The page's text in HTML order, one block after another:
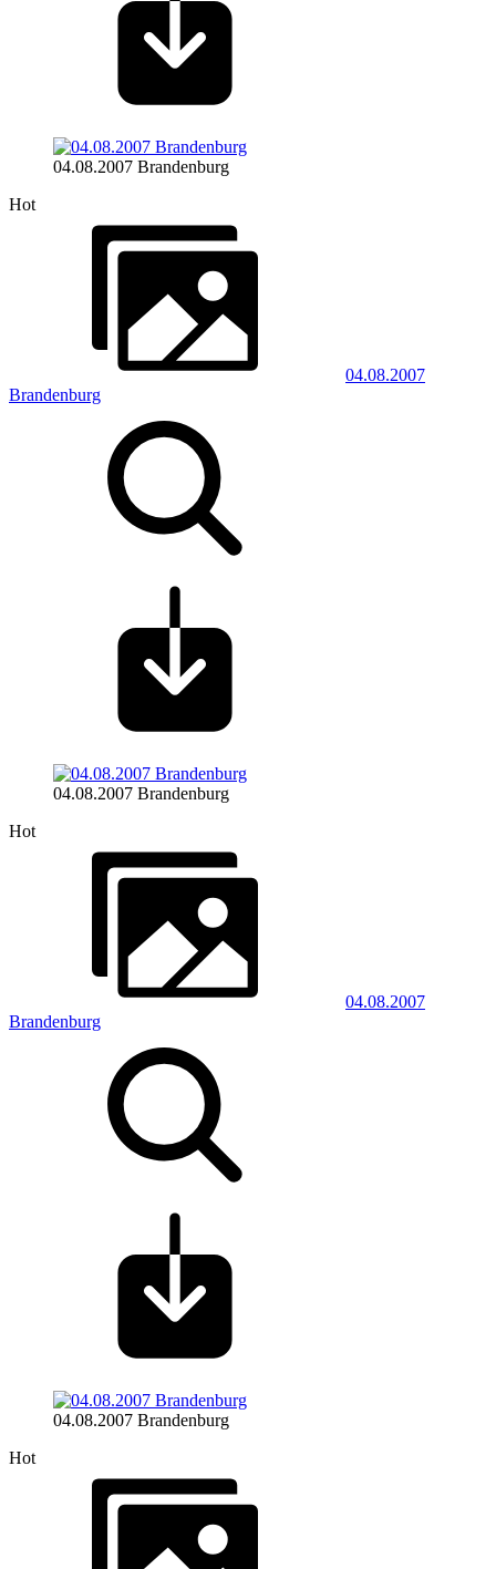
04.08.2007 Brandenburg
Hot
04.08.2007
Brandenburg
04.08.2007 Brandenburg
Hot
04.08.2007
Brandenburg
04.08.2007 Brandenburg
Hot